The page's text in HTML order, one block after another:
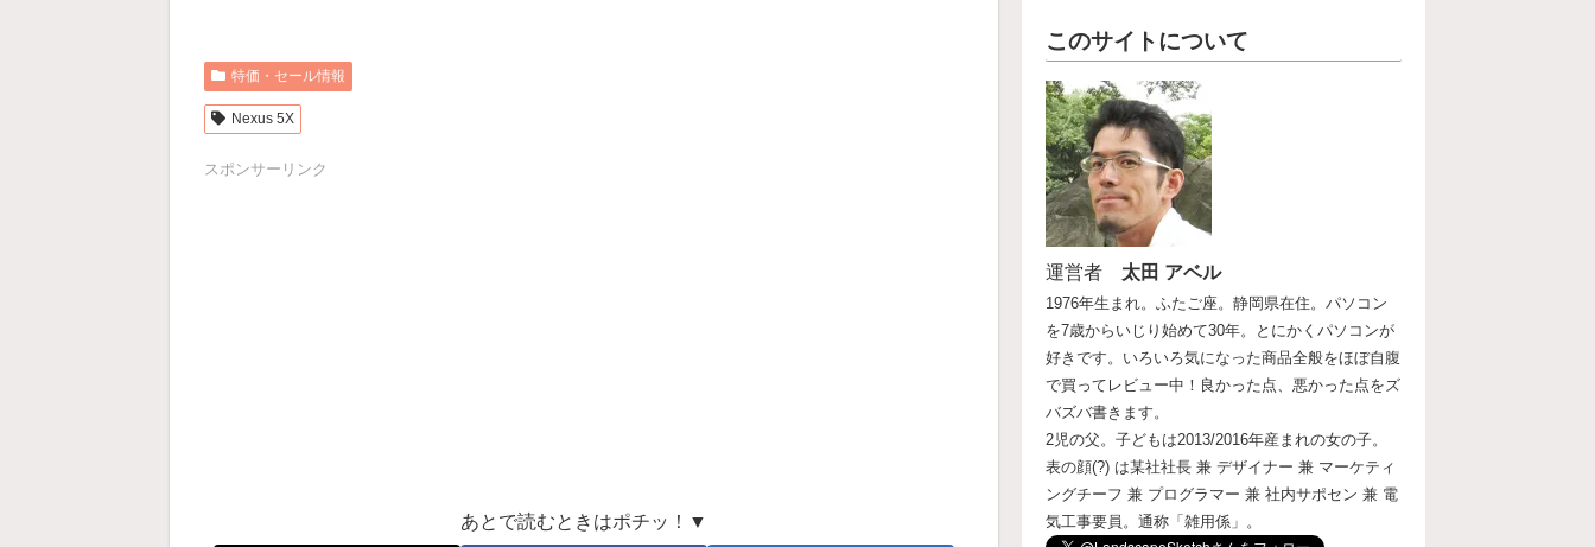
特価・セール情報
Nexus 5X
スポンサーリンク
あとで読むときはポチッ！▼
このサイトについて
運営者 太田 アベル
1976年生まれ。ふたご座。静岡県在住。パソコン
を7歳からいじり始めて30年。とにかくパソコンが
好きです。いろいろ気になった商品全般をほぼ自腹
で買ってレビュー中！良かった点、悪かった点をズ
バズバ書きます。
2児の父。子どもは2013/2016年産まれの女の子。
表の顔(?) は某社社長 兼 デザイナー 兼 マーケティ
ングチーフ 兼 プログラマー 兼 社内サポセン 兼 電
気工事要員。通称「雑用係」。